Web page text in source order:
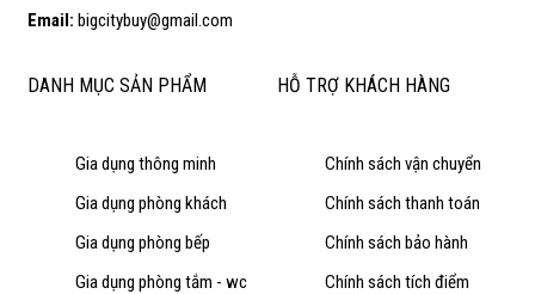
DANH MỤC SẢN PHẨM
Gia dụng thông minh
Gia dụng phòng khách
Gia dụng phòng bếp
Gia dụng phòng tắm - wc
HỖ TRỢ KHÁCH HÀNG
Chính sách vận chuyển
Chính sách thanh toán
Chính sách bảo hành
Chính sách tích điểm
Email: bigcitybuy@gmail.com